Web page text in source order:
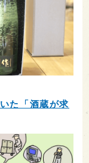
た「酒蔵が求